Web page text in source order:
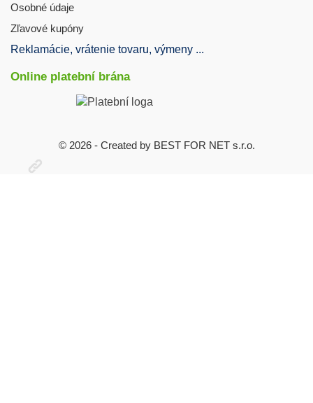
Osobné údaje
Zľavové kupóny
Reklamácie, vrátenie tovaru, výmeny ...
Otevřit
Online platební brána
© 2026 - Created by BEST FOR NET s.r.o.